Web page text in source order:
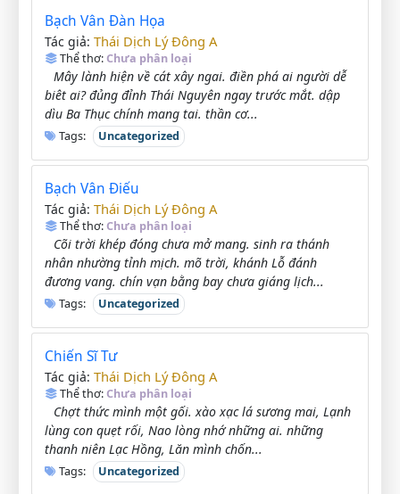
Bạch Vân Đàn Họa
Tác giả: Thái Dịch Lý Đông A
Thể thơ:Chưa phân loại
Mây lành hiện về cát xây ngai. điền phá ai người dễ
biêt ai? đủng đỉnh Thái Nguyên ngay trước mắt. dập
dìu Ba Thục chính mang tai. thần cơ...
Tags: Uncategorized
Bạch Vân Điếu
Tác giả: Thái Dịch Lý Đông A
Thể thơ:Chưa phân loại
Cõi trời khép đóng chưa mở mang. sinh ra thánh
nhân nhường tỉnh mịch. mõ trời, khánh Lỗ đánh
đương vang. chín vạn bằng bay chưa giáng lịch...
Tags: Uncategorized
Chiến Sĩ Tư
Tác giả: Thái Dịch Lý Đông A
Thể thơ:Chưa phân loại
Chợt thức mình một gối. xào xạc lá sương mai, Lạnh
lùng con quẹt rối, Nao lòng nhớ những ai. những
thanh niên Lạc Hồng, Lăn mình chốn...
Tags: Uncategorized